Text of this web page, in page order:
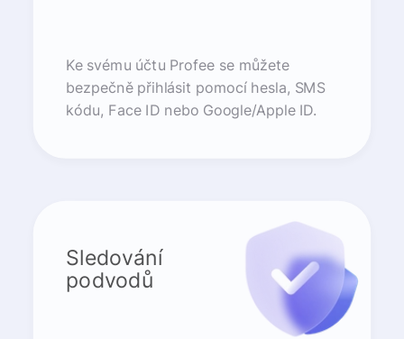
Ke svému účtu Profee se můžete
bezpečně přihlásit pomocí hesla, SMS
kódu, Face ID nebo Google/Apple ID.
Sledování
podvodů